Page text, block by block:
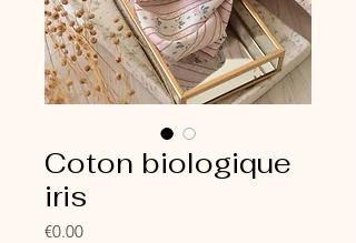
Coton biologique
iris
€0.00Price